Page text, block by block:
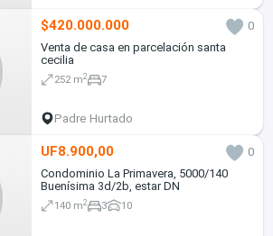
$420.000.000
0
Venta de casa en parcelación santa
cecilia
252 m2 7
Padre Hurtado
UF8.900,00
0
Condominio La Primavera, 5000/140
Buenísima 3d/2b, estar DN
140 m2 3 10